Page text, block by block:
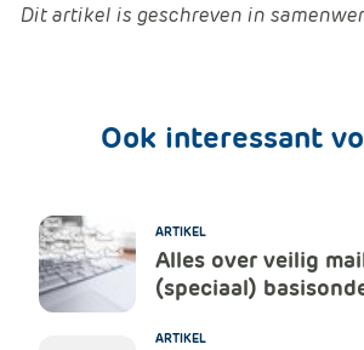
Dit artikel is geschreven in
Ook interessant
ARTIKEL
Alles over veilig
(speciaal)
ARTIKEL